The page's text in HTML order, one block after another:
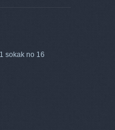
sokak no 16